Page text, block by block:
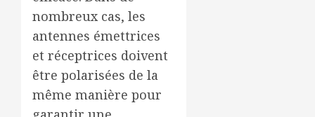
nombreux cas, les
antennes émettrices
et réceptrices doivent
être polarisées de la
même manière pour